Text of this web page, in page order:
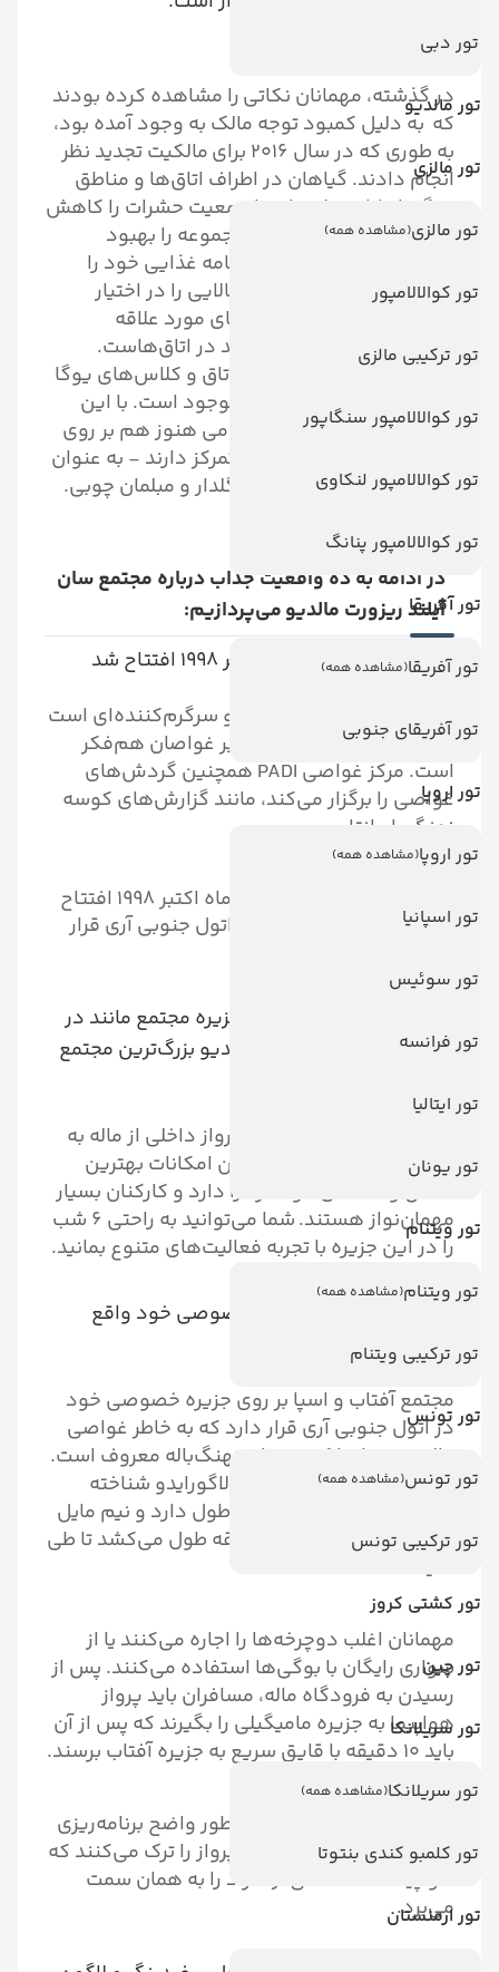
تور دبی
تور مالدیو
تور مالزی
تور مالزی(مشاهده همه)
تور کوالالامپور
تور ترکیبی مالزی
تور کوالالامپور سنگاپور
تور کوالالامپور لنکاوی
تور کوالالامپور پنانگ
تور آفریقا
تور آفریقا(مشاهده همه)
تور آفریقای جنوبی
تور اروپا
تور اروپا(مشاهده همه)
تور اسپانیا
تور سوئیس
تور فرانسه
تور ایتالیا
تور یونان
تور ویتنام
تور ویتنام(مشاهده همه)
تور ترکیبی ویتنام
تور تونس
تور تونس(مشاهده همه)
تور ترکیبی تونس
تور کشتی کروز
تور چین
تور سریلانکا
تور سریلانکا(مشاهده همه)
تور کلمبو کندی بنتوتا
تور ارمنستان
در گذشته، مهمانان نکاتی را مشاهده کرده‌ بودند
که به دلیل کمبود توجه مالک به وجود آمده بود،
به طوری که در سال 2016 برای
مالکیت تجدید نظر
انجام دادند. گیاهان در اطراف اتاق‌ها و مناطق
دیگر بازطراحی شده‌اند تا جمعیت حشرات را کاهش
دهند و ظاهر کلی هتل و مجموعه را بهبود
بخشند، هم‌چنین مجتمع برنامه غذایی خود را
بازسازی کرد و تنوع غذایی بالایی را در اختیار
مشتریان قرار داد. ویژگی‌های مورد علاقه
کودکان، تلویزیون‌های جدید در اتاق‌هاست.
اینترنت وای فای رایگان در اتاق و کلاس‌های یوگا
نیز در این مجتمع تفریحی موجود است. با این
حال، اتاق‌ها و فضاهای عمومی هنوز هم بر روی
طراحی اولیه و قدیمی خود تمرکز دارند - به عنوان
مثال استفاده از پارچه‌های گلدار و مبلمان چوبی.
در ادامه به ده واقعیت جذاب درباره مجتمع سان
آیلند ریزورت مالدیو می‌پردازیم:
۱. مجتمع آفتاب در ماه اکتبر ۱۹۹۸ افتتاح شد
غواصی در اینجا تجربه زنده و سرگرم‌کننده‌ای است
و فرصتی برای ملاقات با سایر غواصان هم‌فکر
است. مرکز غواصی PADI همچنین گردش‌های
غواصی را برگزار می‌کند، مانند گزارش‌های کوسه
نهنگ یا مانتا.
مجتمع آفتاب و اسپا، که در ماه اکتبر ۱۹۹۸
افتتاح
شد، در محیطی باشکوه در اتول جنوبی آری قرار
۲. جزیره آفتاب بزرگ‌ترین جزیره مجتمع مانند در
مالدیو است
جزیره آفتاب مالدیو بزرگ‌ترین مجتمع
بهترین دسترسی از طریق پرواز داخلی از ماله به
فرودگاه مامیگیلی است. این امکانات بهترین
ساحل و غذاهای خوشمزه را دارد و کارکنان بسیار
مهمان‌نواز هستند. شما می‌توانید به راحتی ۶ شب
را در این جزیره با تجربه فعالیت‌های متنوع بمانید.
۳. این مجتمع در جزیره خصوصی خود واقع
شده است
مجتمع آفتاب و اسپا بر روی جزیره خصوصی خود
در اتول جنوبی آری قرار دارد که به خاطر غواصی
عالی و دیدار با کوسه‌های نهنگ‌باله معروف است.
جزیره به طور محلی به نام نالاگورایدو شناخته
می‌شود و بیش از یک مایل طول دارد و نیم مایل
عرض دارد و حدود ۳۵ دقیقه طول می‌کشد تا طی
کنید.
مهمانان اغلب دوچرخه‌ها را اجاره می‌کنند یا از
سواری رایگان با بوگی‌ها استفاده می‌کنند. پس از
رسیدن به فرودگاه ماله، مسافران باید پرواز
هواپیما به جزیره مامیگیلی را بگیرند که پس از آن
باید ۱۰ دقیقه با قایق سریع به جزیره آفتاب برسند.
روش‌های پرواز هواپیما به طور واضح برنامه‌ریزی
شده‌اند و اغلب تنها زمانی پرواز را ترک می‌کنند که
هواپیما تعداد کافی از افراد را به همان سمت
می‌برد.